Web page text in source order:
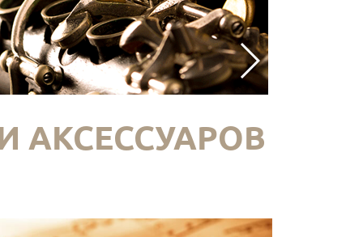
АКСЕССУАРОВ